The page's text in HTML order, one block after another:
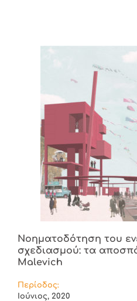
Νοηματοδότηση του
σχεδιασμού: τα
Malevich
Περίοδος:
Ιούνιος, 2020